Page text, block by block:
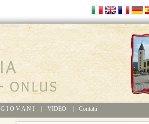
G I O V A N I VIDEO Contatti